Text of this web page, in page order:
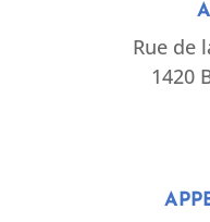
Rue de
1420